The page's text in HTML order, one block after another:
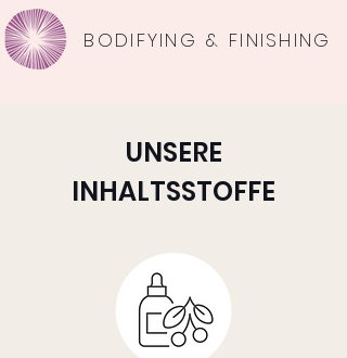
BODIFYING & FINISHING
UNSERE
INHALTSSTOFFE